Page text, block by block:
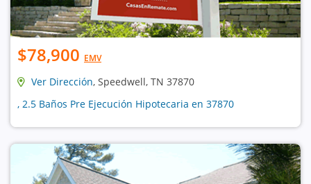
$78,900 EMV
Ver Dirección, Speedwell, TN 37870
, 2.5 Baños Pre Ejecución Hipotecaria en 37870